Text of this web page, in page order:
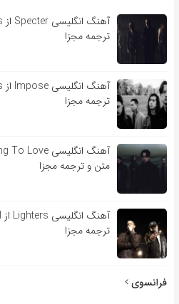
ترجمه مجزا
ترجمه مجزا
متن و ترجمه مجزا
ترجمه مجزا
فرانسوی